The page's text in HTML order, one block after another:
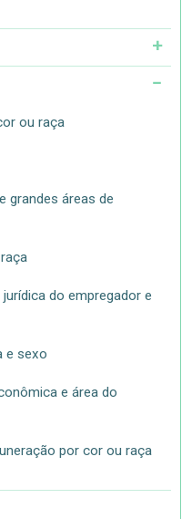
ou raça
grandes áreas de
do empregador e
e sexo
e área do
por cor ou raça